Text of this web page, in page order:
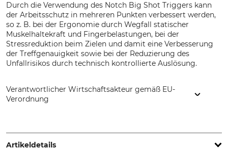
Durch die Verwendung des Notch Big Shot Triggers kann
der Arbeitsschutz in mehreren Punkten verbessert werden,
so z. B. bei der Ergonomie durch Wegfall statischer
Muskelhaltekraft und Fingerbelastungen, bei der
Stressreduktion beim Zielen und damit eine Verbesserung
der Treffgenauigkeit sowie bei der Reduzierung des
Unfallrisikos durch technisch kontrollierte Auslösung.
Verantwortlicher Wirtschaftsakteur gemäß EU-
Verordnung
www.grube.de
Artikeldetails